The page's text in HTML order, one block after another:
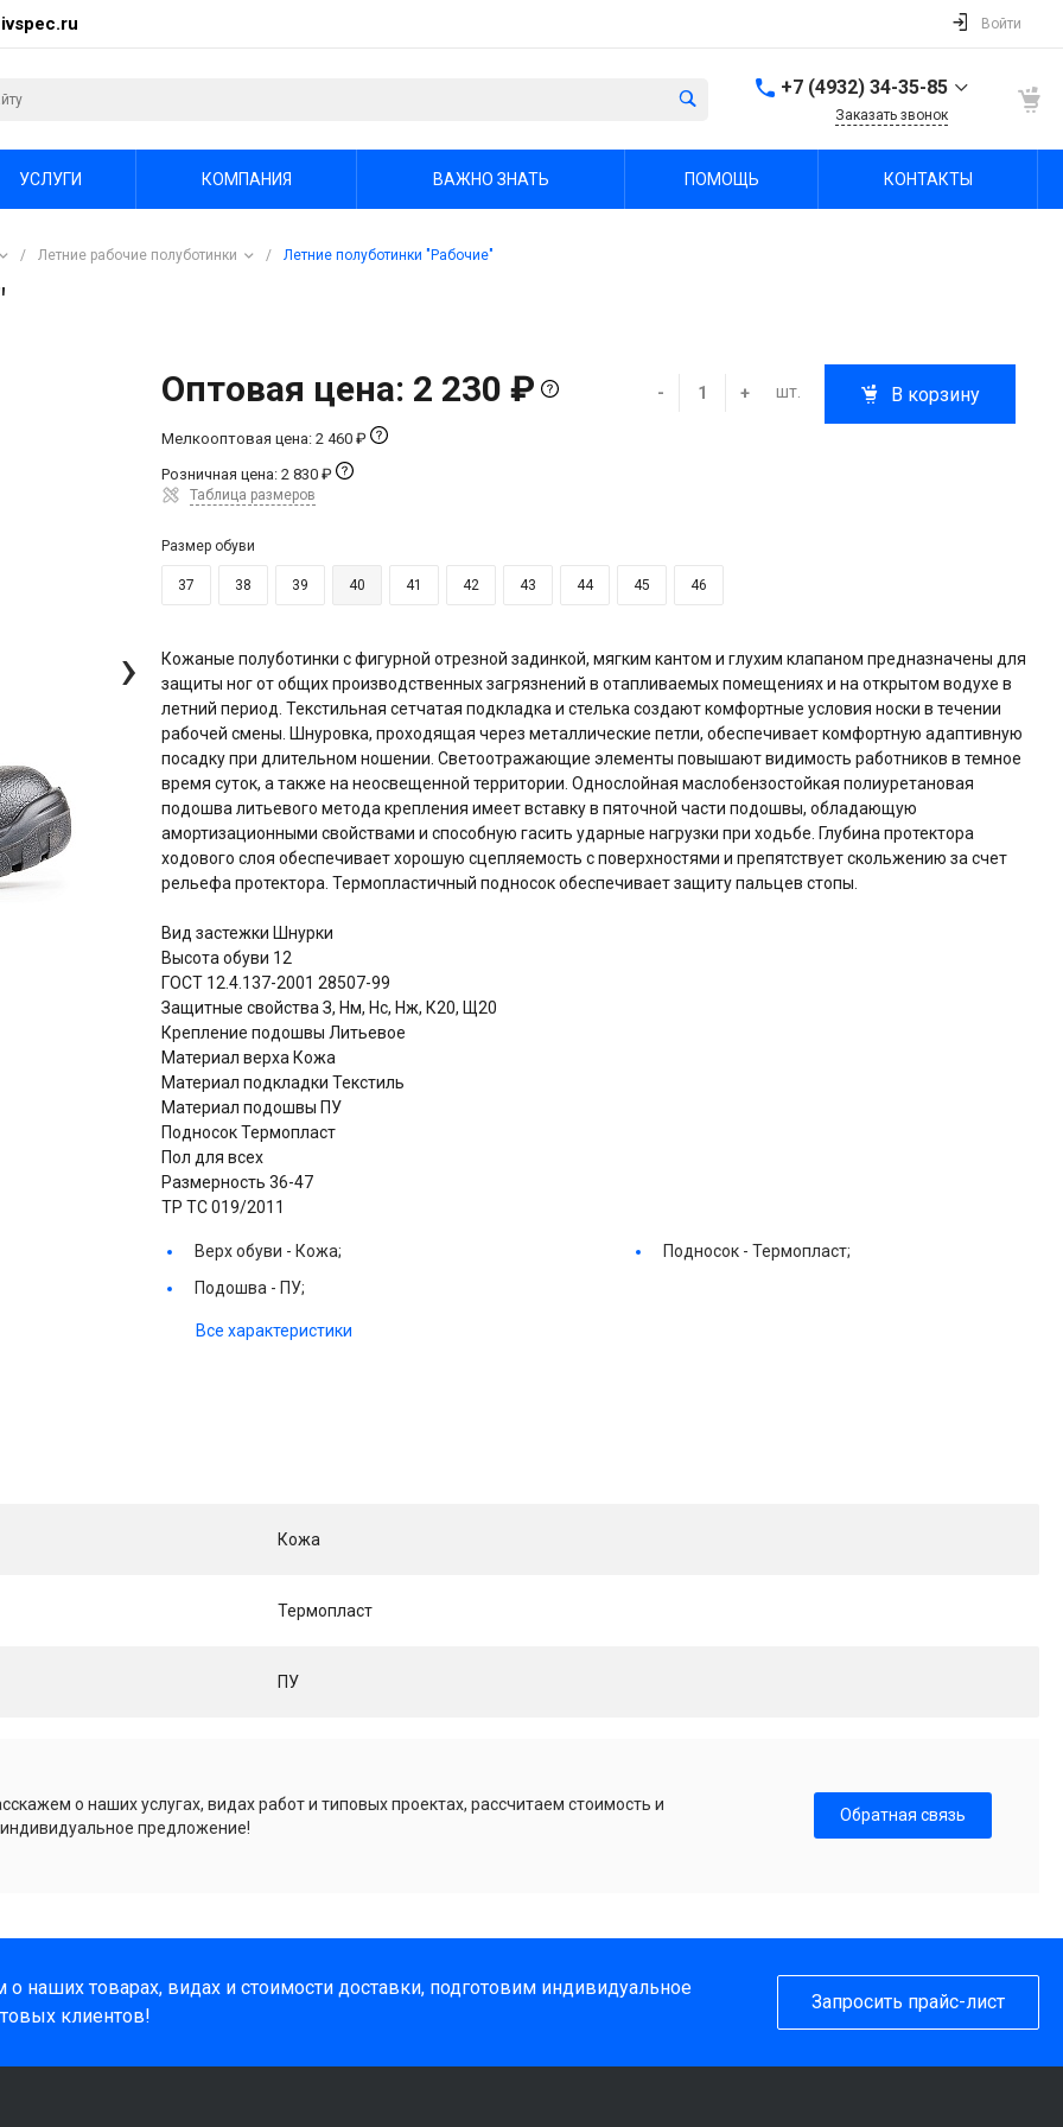
Войти
+7 (4932) 34-35-85
Заказать звонок
УСЛУГИ КОМПАНИЯ ВАЖНО ЗНАТЬ ПОМОЩЬ КОНТАКТЫ
/ Летние рабочие полуботинки / Летние полуботинки "Рабочие"
›
Оптовая цена: 2 230 ₽
Мелкооптовая цена: 2 460 ₽
Розничная цена: 2 830 ₽
- + шт. В корзину
Таблица размеров
Размер обуви
37 38 39 40 41 42 43 44 45 46
Кожаные полуботинки c фигурной отрезной задинкой, мягким кантом и глухим клапаном предназначены для
защиты ног от общих производственных загрязнений в отапливаемых помещениях и на открытом водухе в
летний период. Текстильная сетчатая подкладка и стелька создают комфортные условия носки в течении
рабочей смены. Шнуровка, проходящая через металлические петли, обеспечивает комфортную адаптивную
посадку при длительном ношении. Светоотражающие элементы повышают видимость работников в темное
время суток, а также на неосвещенной территории. Однослойная маслобензостойкая полиуретановая
подошва литьевого метода крепления имеет вставку в пяточной части подошвы, обладающую
амортизационными свойствами и способную гасить ударные нагрузки при ходьбе. Глубина протектора
ходового слоя обеспечивает хорошую сцепляемость с поверхностями и препятствует скольжению за счет
рельефа протектора. Термопластичный подносок обеспечивает защиту пальцев стопы.
Вид застежки Шнурки
Высота обуви 12
ГОСТ 12.4.137-2001 28507-99
Защитные свойства З, Нм, Нс, Нж, К20, Щ20
Крепление подошвы Литьевое
Материал верха Кожа
Материал подкладки Текстиль
Материал подошвы ПУ
Подносок Термопласт
Пол для всех
Размерность 36-47
ТР ТС 019/2011
Верх обуви - Кожа; Подносок -Термопласт;
Подошва - ПУ;
Все характеристики
Кожа
Термопласт
ПУ
о наших услугах, видах работ и типовых проектах, рассчитаем стоимость и
предложение!
Обратная связь
наших товарах, видах и стоимости доставки, подготовим индивидуальное
клиентов!
Запросить прайс-лист